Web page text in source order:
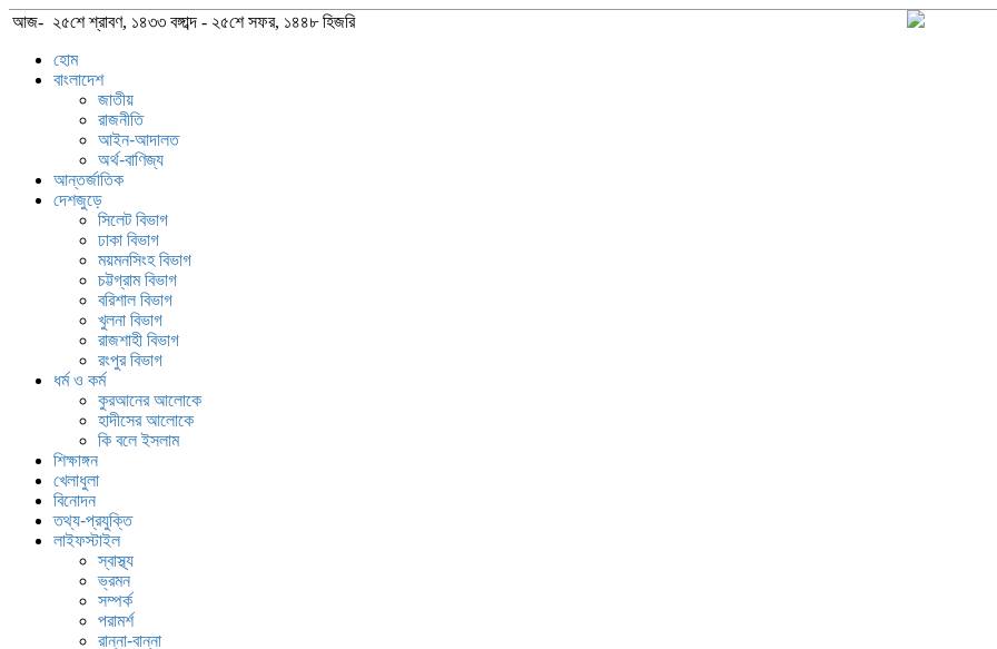
আজ- ২৫শে শ্রাবণ, ১৪৩৩ বঙ্গাব্দ - ২৫শে সফর, ১৪৪৮ হিজরি
হোম
বাংলাদেশ
জাতীয়
রাজনীতি
আইন-আদালত
অর্থ-বাণিজ্য
আন্তর্জাতিক
দেশজুড়ে
সিলেট বিভাগ
ঢাকা বিভাগ
ময়মনসিংহ বিভাগ
চট্টগ্রাম বিভাগ
বরিশাল বিভাগ
খুলনা বিভাগ
রাজশাহী বিভাগ
রংপুর বিভাগ
ধর্ম ও কর্ম
কুরআনের আলোকে
হাদীসের আলোকে
কি বলে ইসলাম
শিক্ষাঙ্গন
খেলাধুলা
বিনোদন
তথ্য-প্রযুক্তি
লাইফস্টাইল
স্বাস্থ্য
ভ্রমন
সম্পর্ক
পরামর্শ
রান্না-বান্না